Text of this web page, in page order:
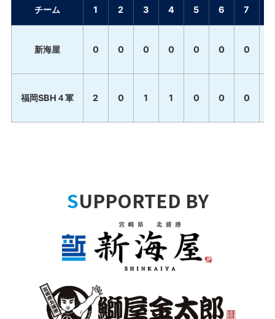
チーム 1 2 3 4 5 6 7
新海屋 0 0 0 0 0 0 0
福岡SBH４軍 2 0 1 1 0 0 0
SUPPORTED BY